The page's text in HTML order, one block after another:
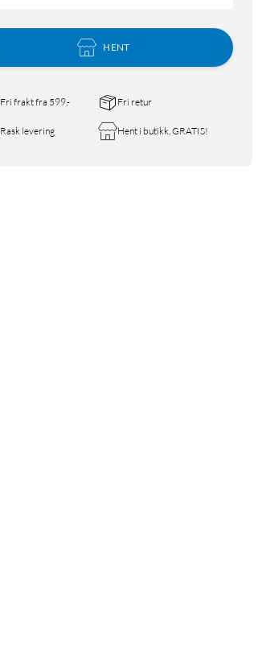
HENT
Fri frakt fra 599,- Fri retur
Rask levering Hent i butikk, GRATIS!